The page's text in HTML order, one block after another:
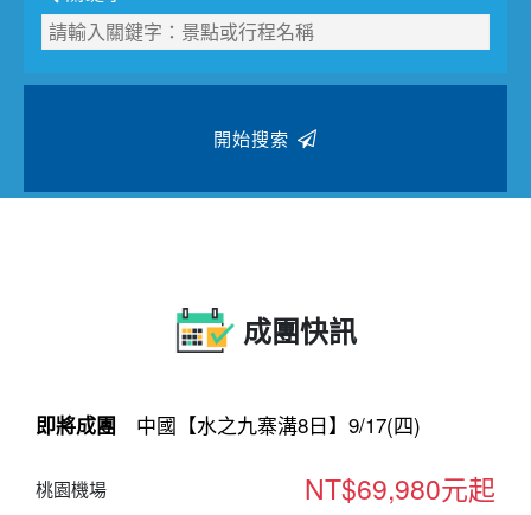
開始搜索
成團快訊
即將成團 中國【水之九寨溝8日】9/17(四)
桃園機場 NT$69,980元起